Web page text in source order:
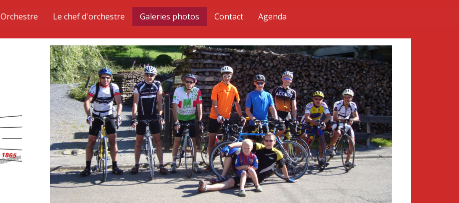
Orchestre Le chef d'orchestre Galeries photos Contact Agenda